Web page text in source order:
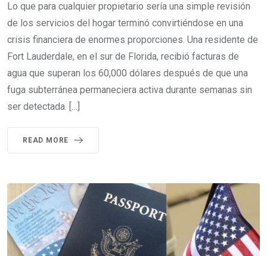
Lo que para cualquier propietario sería una simple revisión
de los servicios del hogar terminó convirtiéndose en una
crisis financiera de enormes proporciones. Una residente de
Fort Lauderdale, en el sur de Florida, recibió facturas de
agua que superan los 60,000 dólares después de que una
fuga subterránea permaneciera activa durante semanas sin
ser detectada. […]
READ MORE